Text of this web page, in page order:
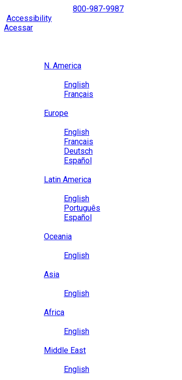
to
content
800-987-9987
Accessibility
Acessar
N. America
English
Français
Europe
English
Français
Deutsch
Español
Latin America
English
Português
Español
Oceania
English
Asia
English
Africa
English
Middle East
English